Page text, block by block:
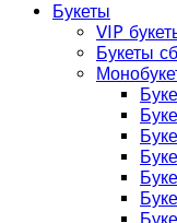
Букеты
VIP
Букеты